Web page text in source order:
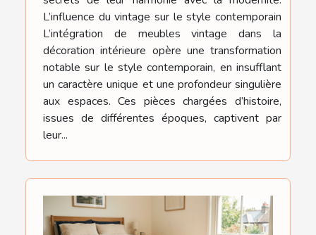
L’influence du vintage sur le style contemporain
L’intégration de meubles vintage dans la
décoration intérieure opère une transformation
notable sur le style contemporain, en insufflant
un caractère unique et une profondeur singulière
aux espaces. Ces pièces chargées d’histoire,
issues de différentes époques, captivent par
leur...